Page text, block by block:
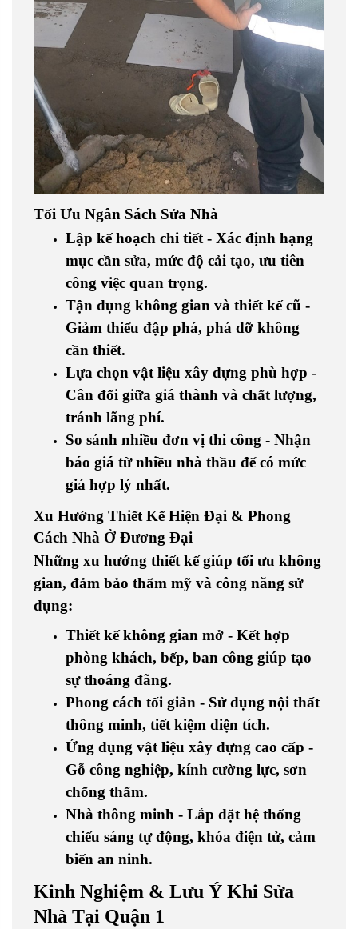
Tối Ưu Ngân Sách Sửa Nhà
Lập kế hoạch chi tiết - Xác định hạng
mục cần sửa, mức độ cải tạo, ưu tiên
công việc quan trọng.
Tận dụng không gian và thiết kế cũ -
Giảm thiểu đập phá, phá dỡ không
cần thiết.
Lựa chọn vật liệu xây dựng phù hợp -
Cân đối giữa giá thành và chất lượng,
tránh lãng phí.
So sánh nhiều đơn vị thi công - Nhận
báo giá từ nhiều nhà thầu để có mức
giá hợp lý nhất.
Xu Hướng Thiết Kế Hiện Đại & Phong
Cách Nhà Ở Đương Đại
Những xu hướng thiết kế giúp tối ưu không
gian, đảm bảo thẩm mỹ và công năng sử
dụng:
Thiết kế không gian mở - Kết hợp
phòng khách, bếp, ban công giúp tạo
sự thoáng đãng.
Phong cách tối giản - Sử dụng nội thất
thông minh, tiết kiệm diện tích.
Ứng dụng vật liệu xây dựng cao cấp -
Gỗ công nghiệp, kính cường lực, sơn
chống thấm.
Nhà thông minh - Lắp đặt hệ thống
chiếu sáng tự động, khóa điện tử, cảm
biến an ninh.
Kinh Nghiệm & Lưu Ý Khi Sửa
Nhà Tại Quận 1